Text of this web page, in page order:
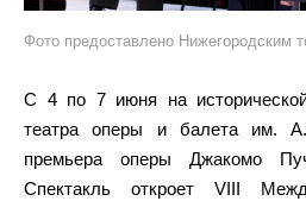
Фото предоставлено Нижегородским
С 4 по 7 июня на
театра оперы и балета им.
премьера оперы Джакомо
Спектакль откроет VIII